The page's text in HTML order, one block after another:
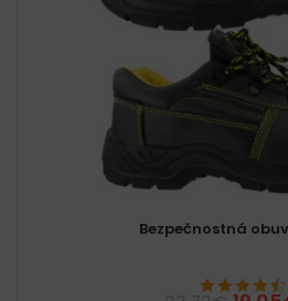
Bezpečnostná obuv